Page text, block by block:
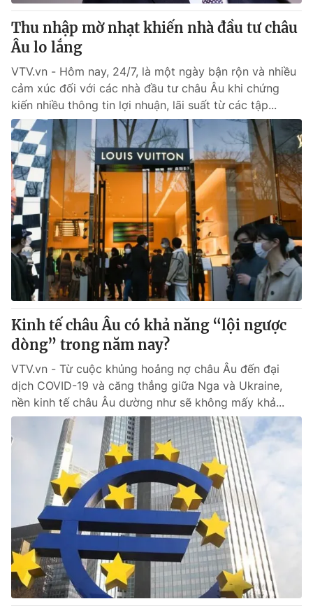
VTV4 Vươn mình bằng AI
Liên hệ tòa soạn English
THỜI BÁO VTV
Theo dõi báo trên
Cơ quan chủ quản:Đài Truyền hình Việt Nam
Cơ quan báo chí:
Thời báo VTV
Giấy phép hoạt động báo in và báo điện tử số 483/GP-BTTTT
cấp ngày 29/12/2023
Tổng Biên tập:Vũ Thanh Thủy
Phó Tổng Biên tập: Nguyễn Thị Mỹ Hạnh, Phạm Quốc Thắng,
Nguyễn Trọng Ninh
Tổng đài VTV: 024.38 355 931 - 024.38 355 932
Ðiện thoại Thời báo VTV:024.66 897 897
Email:toasoan@vtv.vn
Liên hệ quảng cáo: 024-7300.7108
Thu nhập mờ nhạt khiến nhà đầu tư châu
Âu lo lắng
VTV.vn - Hôm nay, 24/7, là một ngày bận rộn và nhiều
cảm xúc đối với các nhà đầu tư châu Âu khi chứng
kiến ​​nhiều thông tin lợi nhuận, lãi suất từ các tập...
Kinh tế châu Âu có khả năng “lội ngược
dòng” trong năm nay?
VTV.vn - Từ cuộc khủng hoảng nợ châu Âu đến đại
dịch COVID-19 và căng thẳng giữa Nga và Ukraine,
nền kinh tế châu Âu dường như sẽ không mấy khả...